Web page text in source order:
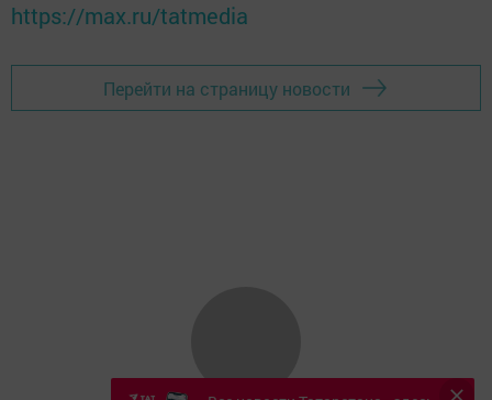
https://max.ru/tatmedia
Перейти на страницу новости